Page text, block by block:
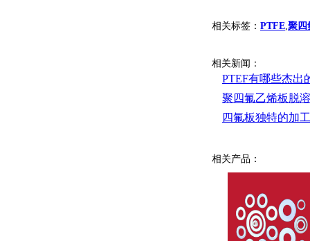
相关标签： PTFE,聚四
相关新闻：
PTEF有哪些杰出
聚四氟乙烯板脱
四氟板独特的加
相关产品：